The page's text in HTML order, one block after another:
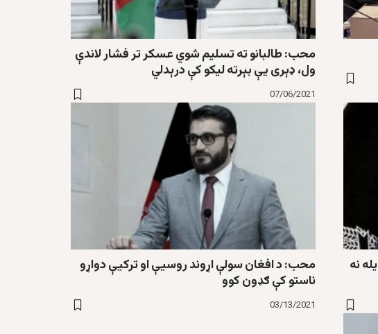
محب: طالبانو ته تسلیم شوي عسکر تر فشار لاندې
ول، ډېری یې بېرته لیکو کې درېدلي
07/06/2021
نه
محب: د افغان سولې اړوند روسیې او ترکیې دواړو
ناستو کې ګډون کوو
03/13/2021